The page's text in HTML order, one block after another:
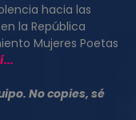
hacia las
la República
Mujeres Poetas
No copies, sé